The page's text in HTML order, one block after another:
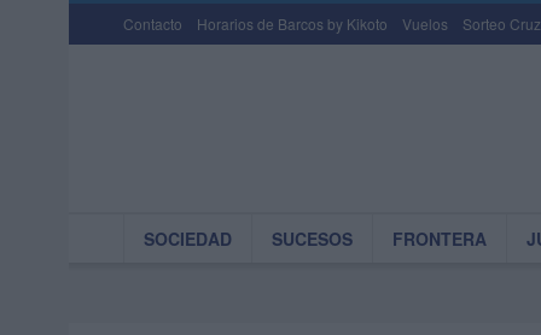
Contacto Horarios de Barcos by Kikoto Vuelos Sorteo
SOCIEDAD SUCESOS FRONTERA